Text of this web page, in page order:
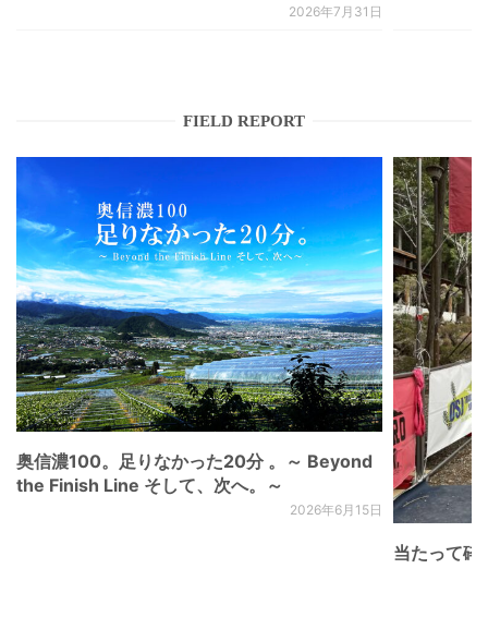
2026年7月31日
FIELD REPORT
奥信濃100。足りなかった20分 。～ Beyond
the Finish Line そして、次へ。～
2026年6月15日
当たって砕